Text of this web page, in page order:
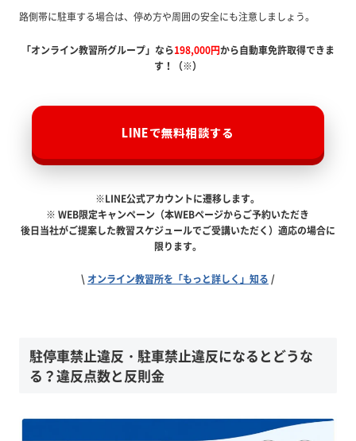
路側帯に駐車する場合は、停め方や周囲の安全にも注意しましょう。
「オンライン教習所グループ」なら198,000円から自動車免許取得できま
す！（※）
LINEで無料相談する
※LINE公式アカウントに遷移します。
※ WEB限定キャンペーン（本WEBページからご予約いただき
後日当社がご提案した教習スケジュールでご受講いただく）適応の場合に
限ります。
\ オンライン教習所を「もっと詳しく」知る /
駐停車禁止違反・駐車禁止違反になるとどうな
る？違反点数と反則金